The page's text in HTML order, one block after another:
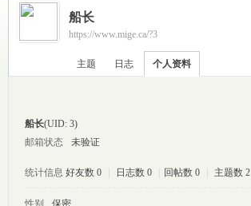
› ›
船长
https://www.mige.ca/?3
主题 日志 个人资料
船长(UID: 3)
邮箱状态
未验证
统计信息 好友数 0 日志数 0 回帖数 0 主题数 2
性别 保密